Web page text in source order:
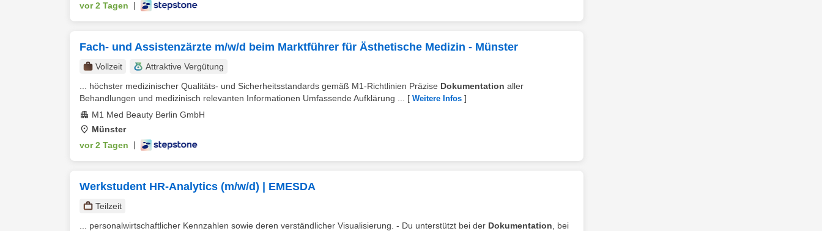
vor 2 Tagen
Fach- und Assistenzärzte m/w/d beim Marktführer für Ästhetische Medizin - Münster
Vollzeit
Attraktive Vergütung
... höchster medizinischer Qualitäts- und Sicherheitsstandards gemäß M1-Richtlinien Präzise Dokumentation aller
Behandlungen und medizinisch relevanten Informationen Umfassende Aufklärung ...
[ Weitere Infos ]
M1 Med Beauty Berlin GmbH
Münster
vor 2 Tagen
Werkstudent HR-Analytics (m/w/d) | EMESDA
Teilzeit
... personalwirtschaftlicher Kennzahlen sowie deren verständlicher Visualisierung. - Du unterstützt bei der Dokumentation , bei